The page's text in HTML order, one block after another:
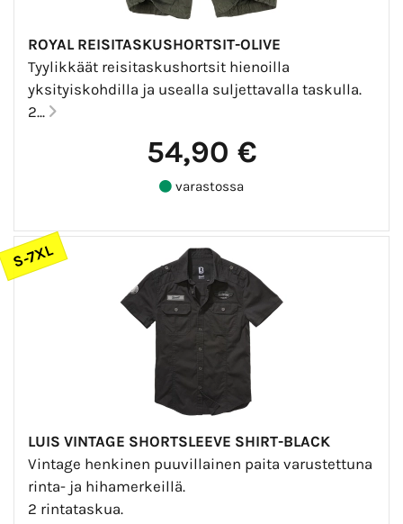
ROYAL REISITASKUSHORTSIT-OLIVE
Tyylikkäät reisitaskushortsit hienoilla
yksityiskohdilla ja usealla suljettavalla taskulla.
2...
54,90 €
varastossa
S-7XL
LUIS VINTAGE SHORTSLEEVE SHIRT-BLACK
Vintage henkinen puuvillainen paita varustettuna
rinta- ja hihamerkeillä.
2 rintataskua.